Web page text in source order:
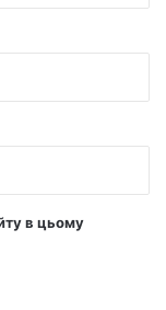
в цьому